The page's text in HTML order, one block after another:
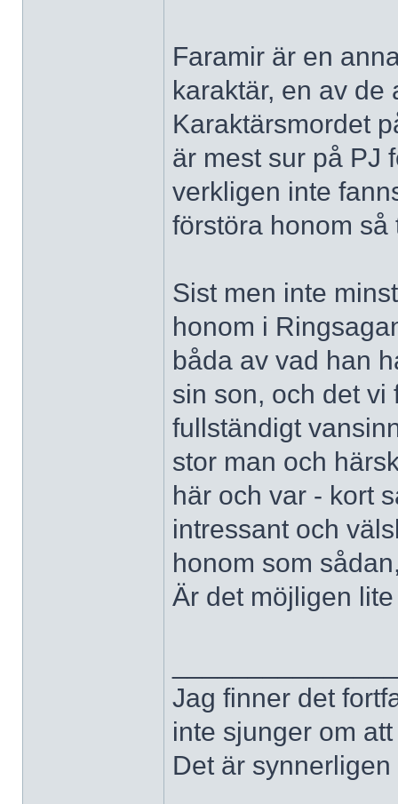
Faramir är en
karaktär, en av de
Karaktärsmordet
är mest sur på PJ
verkligen inte
förstöra honom så
Sist men inte
honom i
båda av vad han
sin son, och det vi
fullständigt
stor man och
här och var - kort
intressant och
honom som
Är det möjligen
Jag finner det
inte sjunger om
Det är